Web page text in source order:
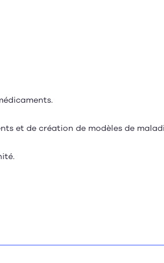
et de création de modèles de